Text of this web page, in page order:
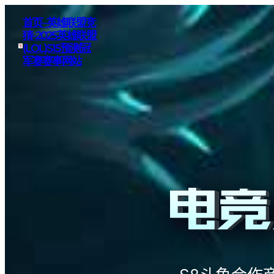
首页–英雄联盟竞
猜-2025英雄联盟
(LOL)S15预测冠
军赛赛事网站